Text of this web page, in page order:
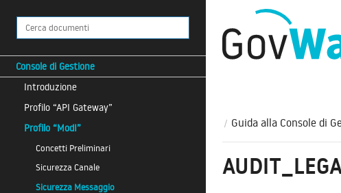
Console di Gestione
Introduzione
Profilo “API Gateway”
Profilo “ModI”
Concetti Preliminari
Sicurezza Canale
Sicurezza Messaggio
Guida alla Console di